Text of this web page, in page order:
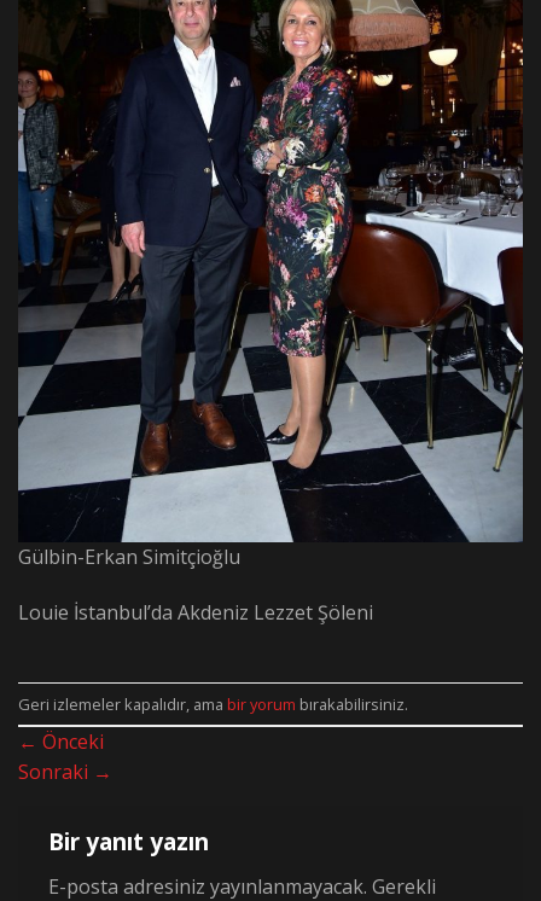
Gülbin-Erkan Simitçioğlu
Louie İstanbul’da Akdeniz Lezzet Şöleni
Geri izlemeler kapalıdır, ama bir yorum bırakabilirsiniz.
← Önceki
Sonraki →
Bir yanıt yazın
E-posta adresiniz yayınlanmayacak. Gerekli